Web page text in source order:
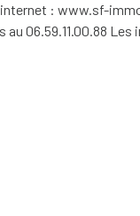
internet : www.sf-
06.59.11.00.88